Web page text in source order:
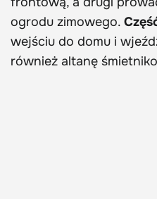
ogrodu zimowego.
wejściu do domu i
również altanę